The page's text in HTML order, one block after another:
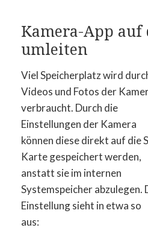
Kamera-App auf
umleiten
Viel Speicherplatz wird
Videos und Fotos der
verbraucht. Durch die
Einstellungen der Kamera
können diese direkt auf die
Karte gespeichert werden,
anstatt sie im internen
Systemspeicher abzulegen.
Einstellung sieht in etwa so
aus: